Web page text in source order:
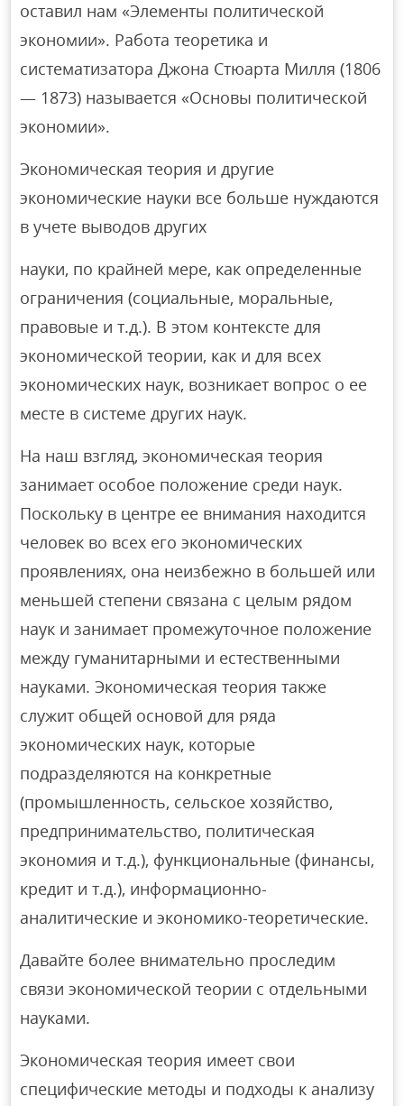
оставил нам «Элементы политической
экономии». Работа теоретика и
систематизатора Джона Стюарта Милля (1806
— 1873) называется «Основы политической
экономии».
Экономическая теория и другие
экономические науки все больше нуждаются
в учете выводов других
науки, по крайней мере, как определенные
ограничения (социальные, моральные,
правовые и т.д.). В этом контексте для
экономической теории, как и для всех
экономических наук, возникает вопрос о ее
месте в системе других наук.
На наш взгляд, экономическая теория
занимает особое положение среди наук.
Поскольку в центре ее внимания находится
человек во всех его экономических
проявлениях, она неизбежно в большей или
меньшей степени связана с целым рядом
наук и занимает промежуточное положение
между гуманитарными и естественными
науками. Экономическая теория также
служит общей основой для ряда
экономических наук, которые
подразделяются на конкретные
(промышленность, сельское хозяйство,
предпринимательство, политическая
экономия и т.д.), функциональные (финансы,
кредит и т.д.), информационно-
аналитические и экономико-теоретические.
Давайте более внимательно проследим
связи экономической теории с отдельными
науками.
Экономическая теория имеет свои
специфические методы и подходы к анализу